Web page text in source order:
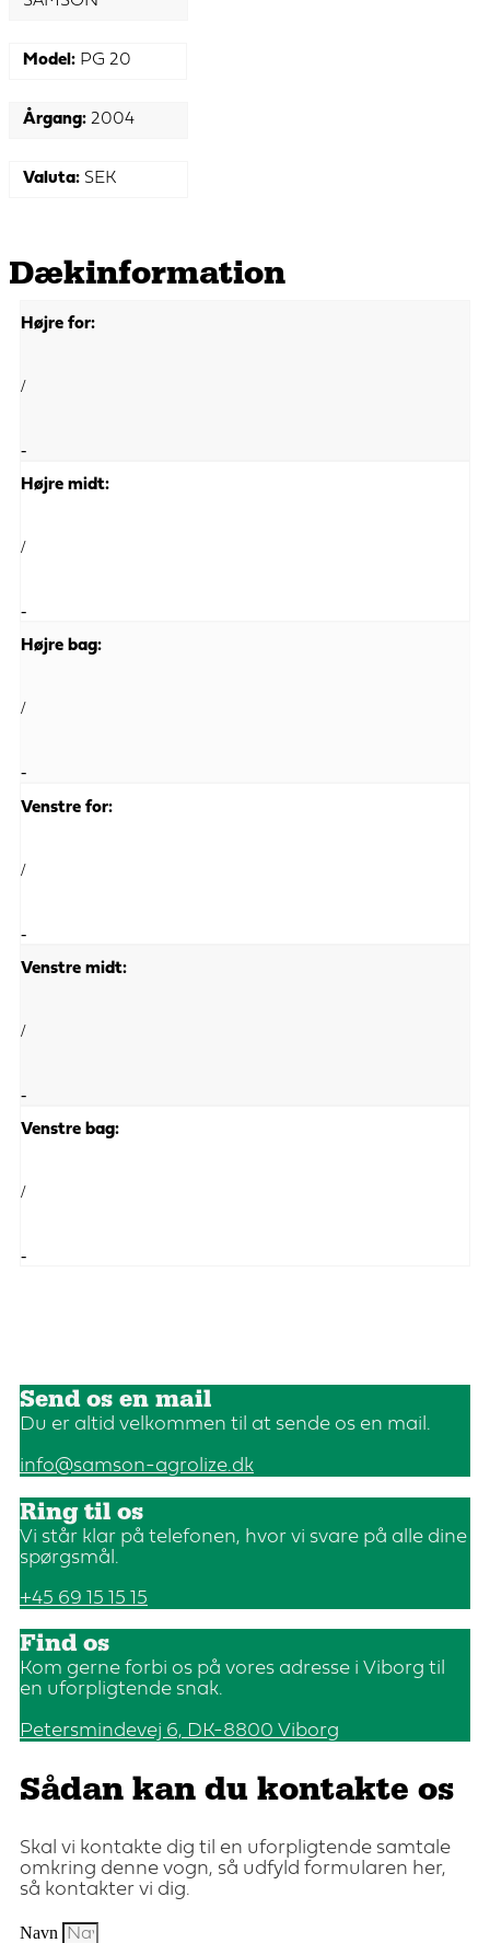
Model: PG 20
Årgang: 2004
Valuta: SEK
Dækinformation
Højre for:
/
-
Højre midt:
/
-
Højre bag:
/
-
Venstre for:
/
-
Venstre midt:
/
-
Venstre bag:
/
-
Send os en mail
Du er altid velkommen til at sende os en mail.
info@samson-agrolize.dk
Ring til os
Vi står klar på telefonen, hvor vi svare på alle dine
spørgsmål.
+45 69 15 15 15
Find os
Kom gerne forbi os på vores adresse i Viborg til
en uforpligtende snak.
Petersmindevej 6, DK-8800 Viborg
Sådan kan du kontakte os
Skal vi kontakte dig til en uforpligtende samtale
omkring denne vogn, så udfyld formularen her,
så kontakter vi dig.
Navn